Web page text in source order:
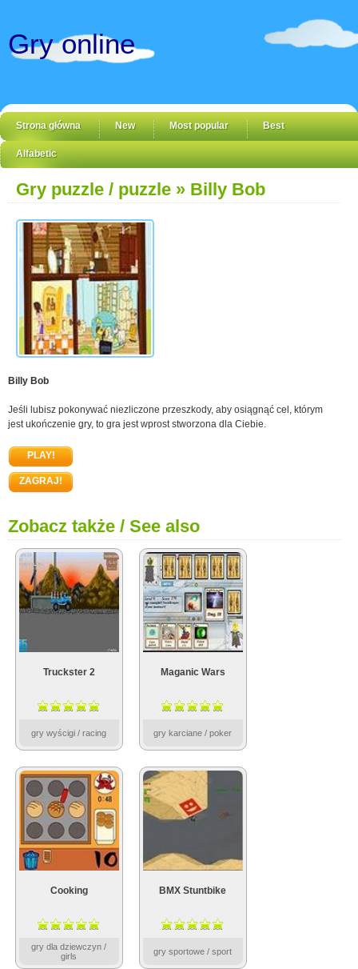
Gry online
Strona główna New Most popular Best
Alfabetic
Gry puzzle / puzzle » Billy Bob
Billy Bob
Jeśli lubisz pokonywać niezliczone przeszkody, aby osiągnąć cel, którym
jest ukończenie gry, to gra jest wprost stworzona dla Ciebie.
PLAY!
ZAGRAJ!
Zobacz także / See also
Truckster 2
gry wyścigi / racing
Maganic Wars
gry karciane / poker
Cooking
gry dla dziewczyn /
girls
BMX Stuntbike
gry sportowe / sport